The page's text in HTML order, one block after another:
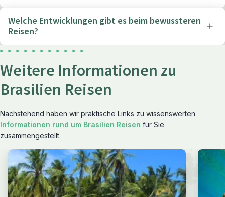
Welche Entwicklungen gibt es beim bewussteren
Reisen?
Weitere Informationen zu
Brasilien Reisen
Nachstehend haben wir praktische Links zu wissenswerten
Informationen rund um Brasilien Reisen für Sie
zusammengestellt.